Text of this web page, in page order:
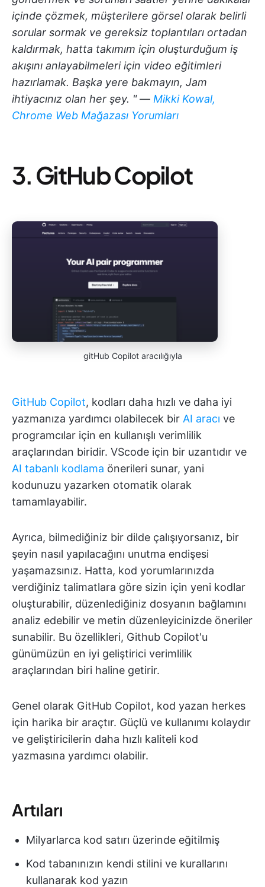
içinde çözmek, müşterilere görsel olarak belirli
sorular sormak ve gereksiz toplantıları ortadan
kaldırmak, hatta takımım için oluşturduğum iş
akışını anlayabilmeleri için video eğitimleri
hazırlamak. Başka yere bakmayın, Jam
ihtiyacınız olan her şey. "— Mikki Kowal,
Chrome Web Mağazası Yorumları
3. GitHub Copilot
gitHub Copilot aracılığıyla
GitHub Copilot, kodları daha hızlı ve daha iyi
yazmanıza yardımcı olabilecek bir AI aracı ve
programcılar için en kullanışlı verimlilik
araçlarından biridir. VScode için bir uzantıdır ve
AI tabanlı kodlama önerileri sunar, yani
kodunuzu yazarken otomatik olarak
tamamlayabilir.
Ayrıca, bilmediğiniz bir dilde çalışıyorsanız, bir
şeyin nasıl yapılacağını unutma endişesi
yaşamazsınız. Hatta, kod yorumlarınızda
verdiğiniz talimatlara göre sizin için yeni kodlar
oluşturabilir, düzenlediğiniz dosyanın bağlamını
analiz edebilir ve metin düzenleyicinizde öneriler
sunabilir. Bu özellikleri, Github Copilot'u
günümüzün en iyi geliştirici verimlilik
araçlarından biri haline getirir.
Genel olarak GitHub Copilot, kod yazan herkes
için harika bir araçtır. Güçlü ve kullanımı kolaydır
ve geliştiricilerin daha hızlı kaliteli kod
yazmasına yardımcı olabilir.
Artıları
Milyarlarca kod satırı üzerinde eğitilmiş
Kod tabanınızın kendi stilini ve kurallarını
kullanarak kod yazın